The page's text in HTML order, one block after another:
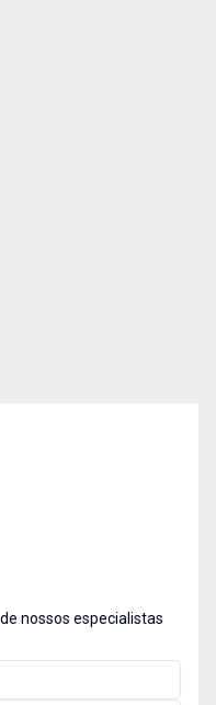
nossos especialistas